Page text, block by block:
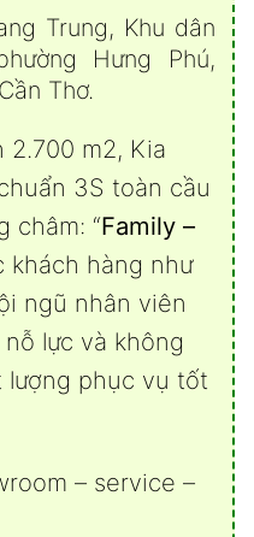
Trung, Khu dân
Hưng Phú,
Thơ.
m2, Kia
3S toàn cầu
châm: “Family –
khách hàng như
ngũ nhân viên
lực và không
lượng phục vụ tốt
– service –